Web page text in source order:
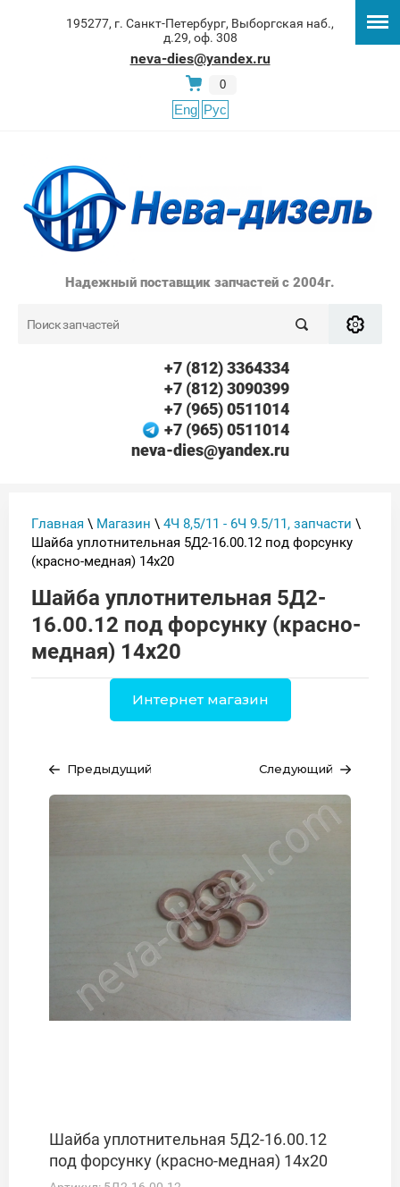
195277, г. Санкт-Петербург, Выборгская наб.,
д.29, оф. 308
neva-dies@yandex.ru
0
Eng Рус
Надежный поставщик запчастей с 2004г.
+7 (812) 3364334
+7 (812) 3090399
+7 (965) 0511014
+7 (965) 0511014
neva-dies@yandex.ru
Главная \ Магазин \ 4Ч 8,5/11 - 6Ч 9.5/11, запчасти \
Шайба уплотнительная 5Д2-16.00.12 под форсунку
(красно-медная) 14х20
Шайба уплотнительная 5Д2-
16.00.12 под форсунку (красно-
медная) 14х20
Интернет магазин
Предыдущий Следующий
Шайба уплотнительная 5Д2-16.00.12
под форсунку (красно-медная) 14х20